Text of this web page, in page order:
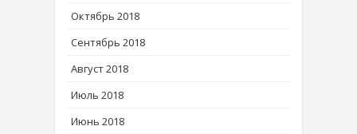
Октябрь 2018
Сентябрь 2018
Август 2018
Июль 2018
Июнь 2018